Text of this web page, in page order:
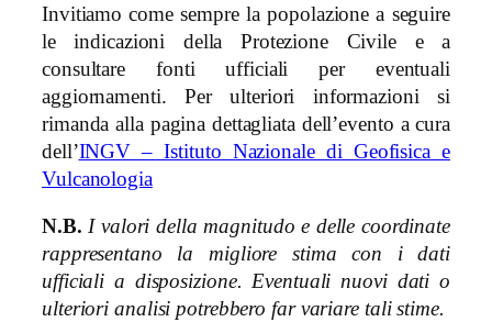
Invitiamo come sempre la popolazione a seguire
le indicazioni della Protezione Civile e a
consultare fonti ufficiali per eventuali
aggiornamenti. Per ulteriori informazioni si
rimanda alla pagina dettagliata dell’evento a cura
dell’INGV – Istituto Nazionale di Geofisica e
Vulcanologia
N.B. I valori della magnitudo e delle coordinate
rappresentano la migliore stima con i dati
ufficiali a disposizione. Eventuali nuovi dati o
ulteriori analisi potrebbero far variare tali stime.